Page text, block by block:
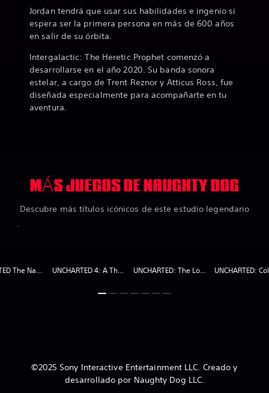
Jordan tendrá que usar sus habilidades e ingenio si
espera ser la primera persona en más de 600 años
en salir de su órbita.
Intergalactic: The Heretic Prophet comenzó a
desarrollarse en el año 2020. Su banda sonora
estelar, a cargo de Trent Reznor y Atticus Ross, fue
diseñada especialmente para acompañarte en tu
aventura.
MÁS JUEGOS DE NAUGHTY DOG
Descubre más títulos icónicos de este estudio legendario
UNCHARTED The Nathan Drake Collection UNCHARTED 4: A Thief’s End UNCHARTED: The Lost Legacy
©2025 Sony Interactive Entertainment LLC. Creado y
desarrollado por Naughty Dog LLC.